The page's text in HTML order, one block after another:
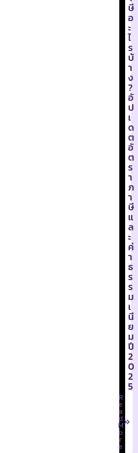
ษี
อ
ะ
ไ
ร
บ้
า
ง
?
อั
ป
เ
ด
ต
อั
ต
ร
า
ภ
า
ษี
แ
ล
ะ
ค่
า
ธ
ร
ร
ม
เ
นี
ย
ม
ปี
2
0
2
5
R
e
a
d
M
o
r
e